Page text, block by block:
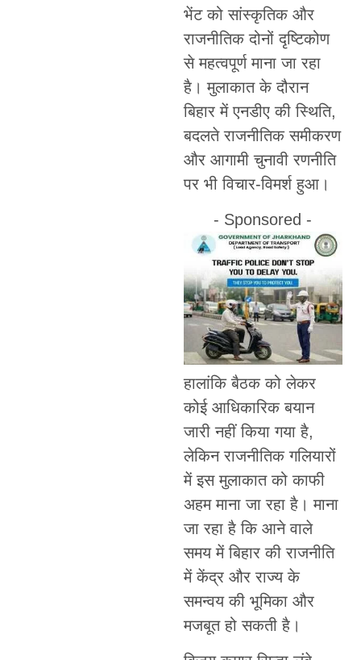
भेंट को सांस्कृतिक और
राजनीतिक दोनों दृष्टिकोण
से महत्वपूर्ण माना जा रहा
है। मुलाकात के दौरान
बिहार में एनडीए की स्थिति,
बदलते राजनीतिक समीकरण
और आगामी चुनावी रणनीति
पर भी विचार-विमर्श हुआ।
- Sponsored -
हालांकि बैठक को लेकर
कोई आधिकारिक बयान
जारी नहीं किया गया है,
लेकिन राजनीतिक गलियारों
में इस मुलाकात को काफी
अहम माना जा रहा है। माना
जा रहा है कि आने वाले
समय में बिहार की राजनीति
में केंद्र और राज्य के
समन्वय की भूमिका और
मजबूत हो सकती है।